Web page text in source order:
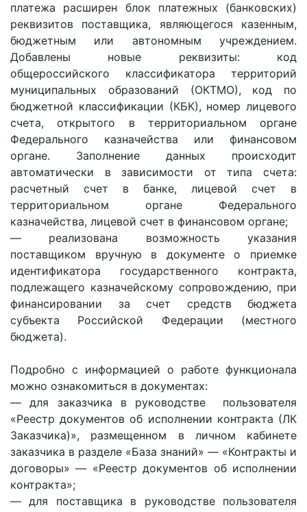
платежа расширен блок платежных (банковских)
реквизитов поставщика, являющегося казенным,
бюджетным или автономным учреждением.
Добавлены новые реквизиты: код
общероссийского классификатора территорий
муниципальных образований (ОКТМО), код по
бюджетной классификации (КБК), номер лицевого
счета, открытого в территориальном органе
Федерального казначейства или финансовом
органе. Заполнение данных происходит
автоматически в зависимости от типа счета:
расчетный счет в банке, лицевой счет в
территориальном органе Федерального
казначейства, лицевой счет в финансовом органе;
— реализована возможность указания
поставщиком вручную в документе о приемке
идентификатора государственного контракта,
подлежащего казначейскому сопровождению, при
финансировании за счет средств бюджета
субъекта Российской Федерации (местного
бюджета).
Подробно с информацией о работе функционала
можно ознакомиться в документах:
— для заказчика в руководстве пользователя
«Реестр документов об исполнении контракта (ЛК
Заказчика)», размещенном в личном кабинете
заказчика в разделе «База знаний» — «Контракты и
договоры» — «Реестр документов об исполнении
контракта»;
— для поставщика в руководстве пользователя